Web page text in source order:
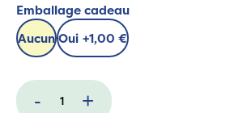
Emballage cadeau
AucunOui +1,00 €
- +